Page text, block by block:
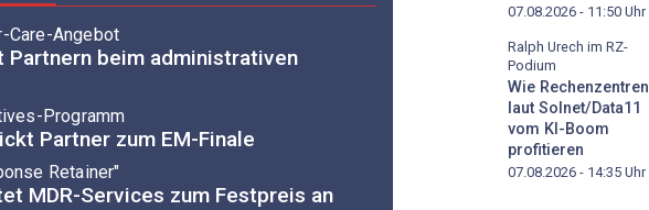
Care-Angebot
Partnern beim administrativen
Programm
Partner zum EM-Finale
Retainer"
MDR-Services zum Festpreis an
07.08.2026 - 11:50 Uhr
Ralph Urech im RZ-
Podium
Wie Rechenzentren
laut Solnet/Data11
vom KI-Boom
profitieren
07.08.2026 - 14:35 Uhr